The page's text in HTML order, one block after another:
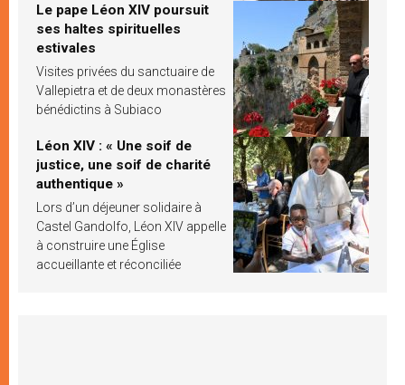
Le pape Léon XIV poursuit
ses haltes spirituelles
estivales
Visites privées du sanctuaire de
Vallepietra et de deux monastères
bénédictins à Subiaco
Léon XIV : « Une soif de
justice, une soif de charité
authentique »
Lors d’un déjeuner solidaire à
Castel Gandolfo, Léon XIV appelle
à construire une Église
accueillante et réconciliée